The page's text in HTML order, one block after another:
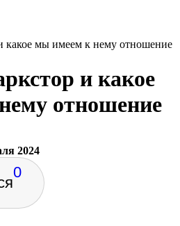
какое мы имеем к нему отношение
и какое
отношение
2024
0